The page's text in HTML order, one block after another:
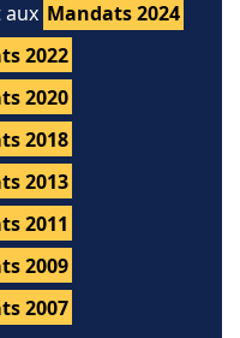
aux Mandats 2024
2022
2020
2018
2013
2011
2009
2007